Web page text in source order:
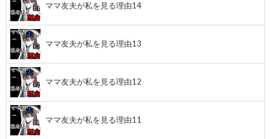
ママ友夫が私を見る理由14
ママ友夫が私を見る理由13
ママ友夫が私を見る理由12
ママ友夫が私を見る理由11